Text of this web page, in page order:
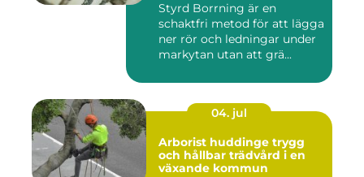
Styrd Borrning är en
schaktfri metod för att lägga
ner rör och ledningar under
markytan utan att grä...
04. jul
Arborist huddinge trygg
och hållbar trädvård i en
växande kommun